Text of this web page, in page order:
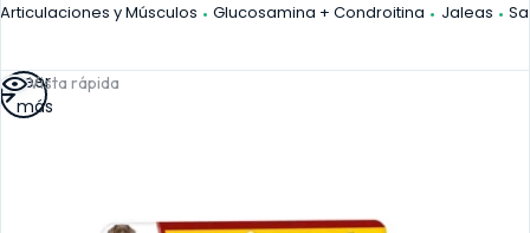
Articulaciones y Músculos Glucosamina + Condroitina Jaleas
Vista rápida
Leer
más